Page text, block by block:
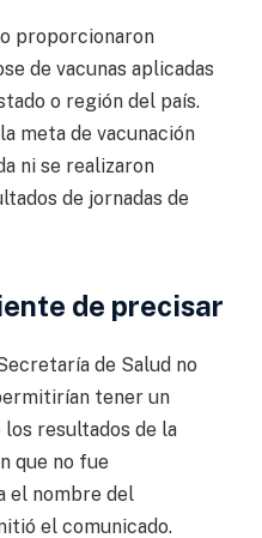
proporcionaron
de vacunas aplicadas
o región del país.
meta de vacunación
ni se realizaron
de jornadas de
de precisar
de Salud no
tener un
resultados de la
que no fue
el nombre del
el comunicado.